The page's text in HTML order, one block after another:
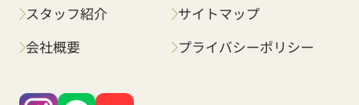
スタッフ紹介
会社概要
サイトマップ
プライバシーポリシー